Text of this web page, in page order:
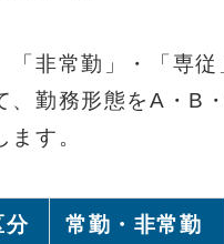
「非常勤」・「専
、勤務形態をA・B
ます。
分 常勤・非常勤